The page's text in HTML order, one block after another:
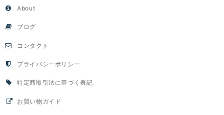
About
ブログ
コンタクト
プライバシーポリシー
特定商取引法に基づく表記
お買い物ガイド